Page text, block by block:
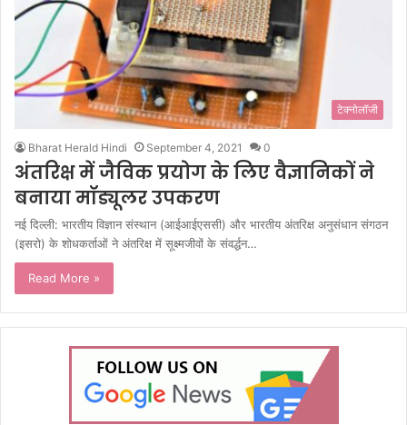
टेक्नोलॉजी
Bharat Herald Hindi September 4, 2021 0
अंतरिक्ष में जैविक प्रयोग के लिए वैज्ञानिकों ने
बनाया मॉड्यूलर उपकरण
नई दिल्ली: भारतीय विज्ञान संस्थान (आईआईएससी) और भारतीय अंतरिक्ष अनुसंधान संगठन
(इसरो) के शोधकर्ताओं ने अंतरिक्ष में सूक्ष्मजीवों के संवर्द्धन…
Read More »